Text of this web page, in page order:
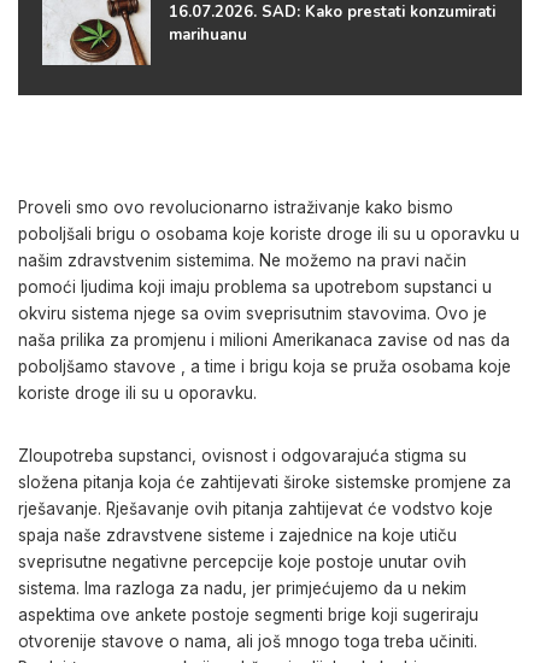
16.07.2026. SAD: Kako prestati konzumirati
marihuanu
Proveli smo ovo revolucionarno istraživanje kako bismo
poboljšali brigu o osobama koje koriste droge ili su u oporavku u
našim zdravstvenim sistemima. Ne možemo na pravi način
pomoći ljudima koji imaju problema sa upotrebom supstanci u
okviru sistema njege sa ovim sveprisutnim stavovima. Ovo je
naša prilika za promjenu i milioni Amerikanaca zavise od nas da
poboljšamo stavove , a time i brigu koja se pruža osobama koje
koriste droge ili su u oporavku.
Zloupotreba supstanci, ovisnost i odgovarajuća stigma su
složena pitanja koja će zahtijevati široke sistemske promjene za
rješavanje. Rješavanje ovih pitanja zahtijevat će vodstvo koje
spaja naše zdravstvene sisteme i zajednice na koje utiču
sveprisutne negativne percepcije koje postoje unutar ovih
sistema. Ima razloga za nadu, jer primjećujemo da u nekim
aspektima ove ankete postoje segmenti brige koji sugeriraju
otvorenije stavove o nama, ali još mnogo toga treba učiniti.